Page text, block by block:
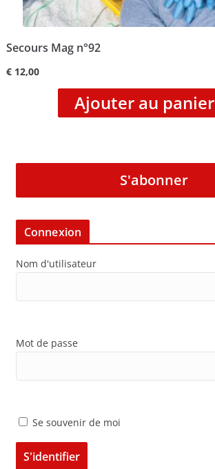
Secours Mag n°92
€12,00
Ajouter au panier
S'abonner
Connexion
Nom d'utilisateur
Mot de passe
Se souvenir de moi